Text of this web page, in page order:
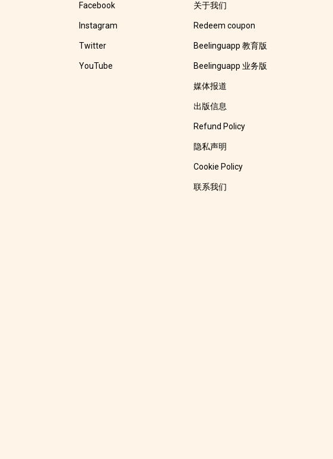
Facebook
Instagram
Twitter
YouTube
关于我们
Redeem coupon
Beelinguapp 教育版
Beelinguapp 业务版
媒体报道
出版信息
Refund Policy
隐私声明
Cookie Policy
联系我们